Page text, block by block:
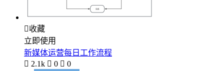
收藏
立即使用
新媒体运营每日工作流程
 2.1k  0  0